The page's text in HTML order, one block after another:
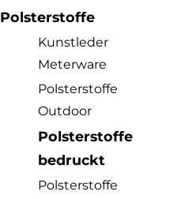
Polsterstoffe
Kunstleder
Meterware
Polsterstoffe
Outdoor
Polsterstoffe
bedruckt
Polsterstoffe